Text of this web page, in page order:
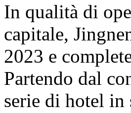
In qualità di
capitale,
2023 e
Partendo dal
serie di hotel in